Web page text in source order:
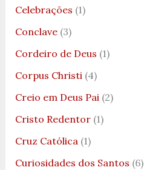
Celebrações (1)
Conclave(3)
Cordeiro de Deus (1)
Corpus Christi(4)
Creio em Deus Pai(2)
Cristo Redentor(1)
Cruz Católica(1)
Curiosidades dos Santos (6)